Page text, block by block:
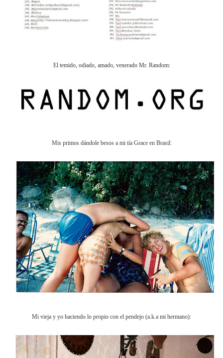
El temido, odiado, amado, venerado Mr. Random:
Mis primos dándole besos a mi tía Grace en Brasil:
Mi vieja y yo haciendo lo propio con el pendejo (a.k.a mi hermano):